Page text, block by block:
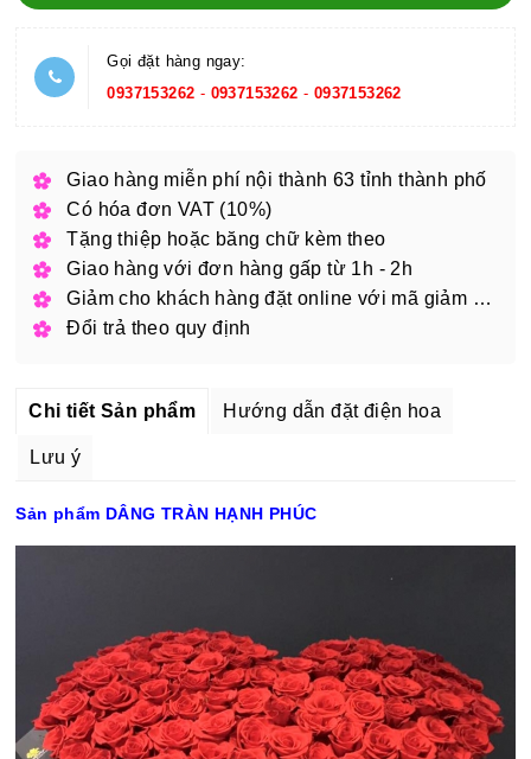
Gọi đặt hàng ngay:
0937153262 - 0937153262 - 0937153262
Giao hàng miễn phí nội thành 63 tỉnh thành phố
Có hóa đơn VAT (10%)
Tặng thiệp hoặc băng chữ kèm theo
Giao hàng với đơn hàng gấp từ 1h - 2h
Giảm cho khách hàng đặt online với mã giảm giá
Đổi trả theo quy định
Chi tiết Sản phẩm Hướng dẫn đặt điện hoa
Lưu ý
Sản phẩm DÂNG TRÀN HẠNH PHÚC